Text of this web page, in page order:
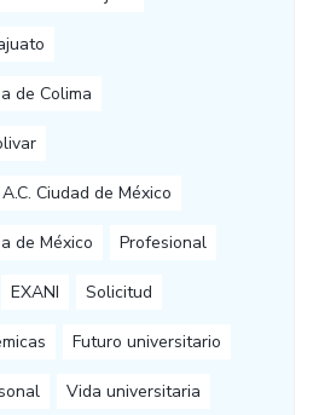
de Colima
Ciudad de México
de México Profesional
EXANI Solicitud
Futuro universitario
Vida universitaria